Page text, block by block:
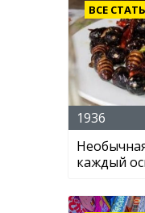
ВСЕ
1936
каждый